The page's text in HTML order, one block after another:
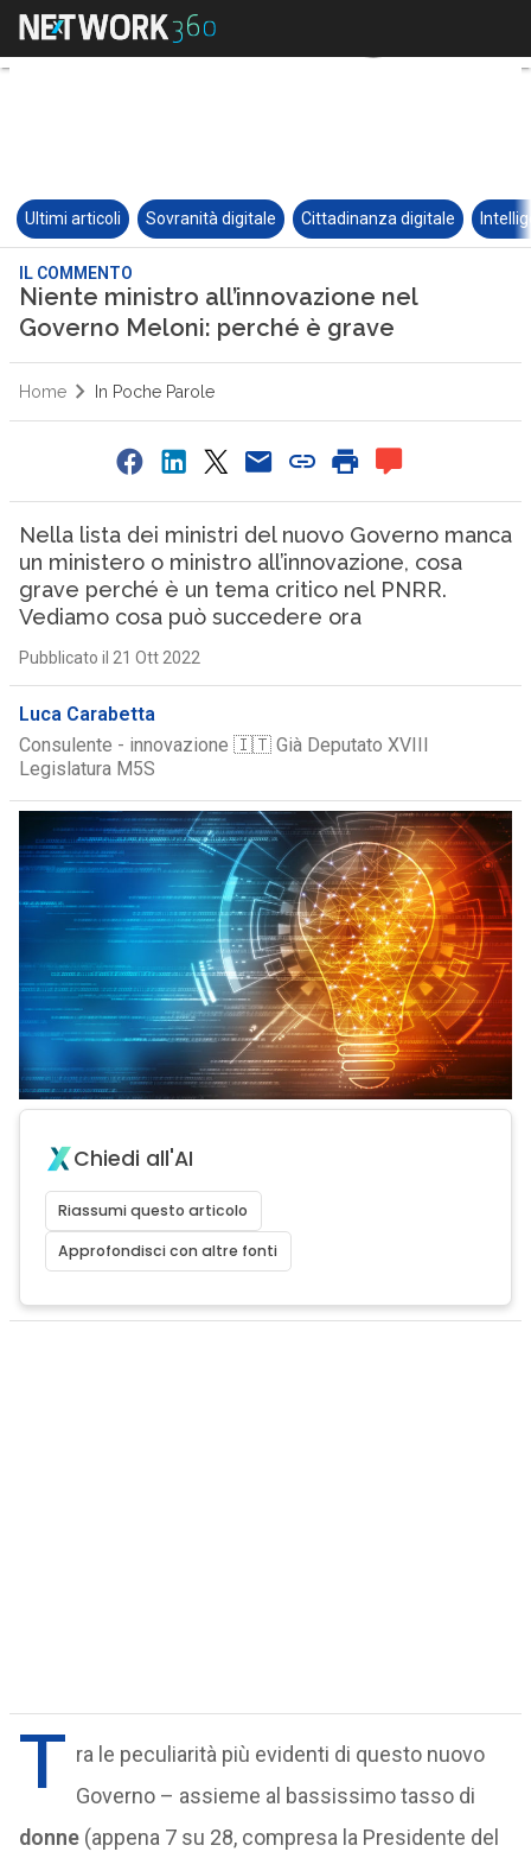
Ultimi articoli Sovranità digitale Cittadinanza digitale
IL COMMENTO
Niente ministro all’innovazione nel
Governo Meloni: perché è grave
Home In Poche Parole
Nella lista dei ministri del nuovo Governo manca
un ministero o ministro all’innovazione, cosa
grave perché è un tema critico nel PNRR.
Vediamo cosa può succedere ora
Pubblicato il 21 Ott 2022
Luca Carabetta
Consulente - innovazione 🇮🇹 Già Deputato XVIII
Legislatura M5S
Chiedi all'AI
Riassumi questo articolo
Approfondisci con altre fonti
T ra le peculiarità più evidenti di questo nuovo
Governo – assieme al bassissimo tasso di
donne(appena 7 su 28, compresa la Presidente del